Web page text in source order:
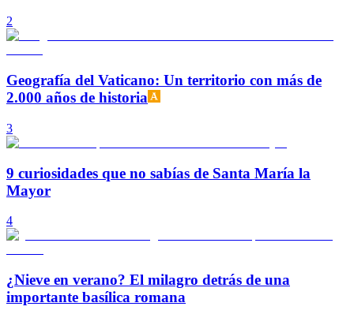
2
Geografía del Vaticano: Un territorio con más de
2.000 años de historia
3
9 curiosidades que no sabías de Santa María la
Mayor
4
¿Nieve en verano? El milagro detrás de una
importante basílica romana